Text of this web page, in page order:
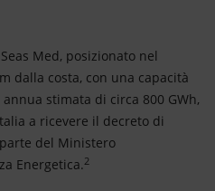
Med, posizionato nel
dalla costa, con una capacità
stimata di circa 800 GWh,
a ricevere il decreto di
del Ministero
Energetica.2